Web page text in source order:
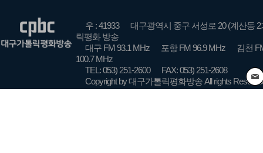
우 : 41933
대구광역시 중구 서성로 20 (계산동 2
릭평화 방송
대구 FM 93.1 MHz
포항 FM 96.9 MHz
김천
100.7 MHz
TEL: 053) 251-2600
FAX: 053) 251-2608
Copyright by 대구가톨릭평화방송 All rights